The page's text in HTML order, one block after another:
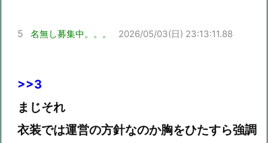
5 名無し募集中。。。 2026/05/03(日) 23:13:11.88
>>3
まじそれ
衣装では運営の方針なのか胸をひたすら強調